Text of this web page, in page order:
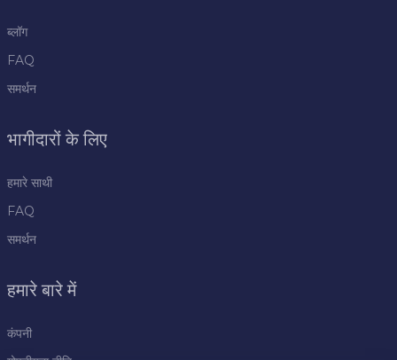
ब्लॉग
FAQ
समर्थन
भागीदारों के लिए
हमारे साथी
FAQ
समर्थन
हमारे बारे में
कंपनी